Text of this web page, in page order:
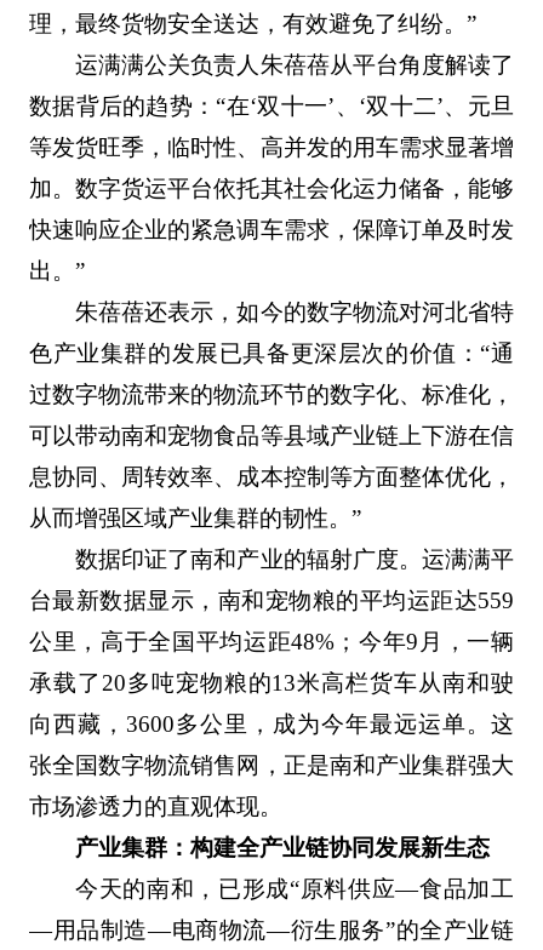
理，最终货物安全送达，有效避免了纠纷。”
运满满公关负责人朱蓓蓓从平台角度解读了
数据背后的趋势：“在‘双十一’、‘双十二’、元旦
等发货旺季，临时性、高并发的用车需求显著增
加。数字货运平台依托其社会化运力储备，能够
快速响应企业的紧急调车需求，保障订单及时发
出。”
朱蓓蓓还表示，如今的数字物流对河北省特
色产业集群的发展已具备更深层次的价值：“通
过数字物流带来的物流环节的数字化、标准化，
可以带动南和宠物食品等县域产业链上下游在信
息协同、周转效率、成本控制等方面整体优化，
从而增强区域产业集群的韧性。”
数据印证了南和产业的辐射广度。运满满平
台最新数据显示，南和宠物粮的平均运距达559
公里，高于全国平均运距48%；今年9月，一辆
承载了20多吨宠物粮的13米高栏货车从南和驶
向西藏，3600多公里，成为今年最远运单。这
张全国数字物流销售网，正是南和产业集群强大
市场渗透力的直观体现。
产业集群：构建全产业链协同发展新生态
今天的南和，已形成“原料供应—食品加工
—用品制造—电商物流—衍生服务”的全产业链